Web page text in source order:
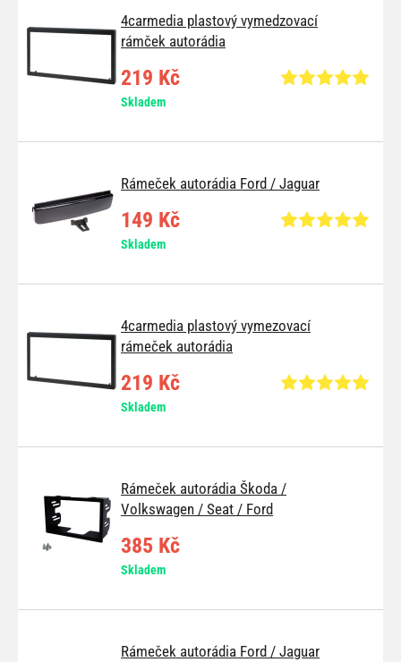
4carmedia plastový vymedzovací
rámček autorádia
219 Kč
Skladem
Rámeček autorádia Ford / Jaguar
149 Kč
Skladem
4carmedia plastový vymezovací
rámeček autorádia
219 Kč
Skladem
Rámeček autorádia Škoda /
Volkswagen / Seat / Ford
385 Kč
Skladem
Rámeček autorádia Ford / Jaguar